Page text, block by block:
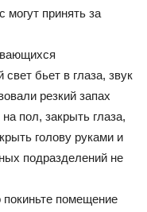
могут принять за
свет бьет в глаза, звук
резкий запах
пол, закрыть глаза,
голову руками и
подразделений не
помещение